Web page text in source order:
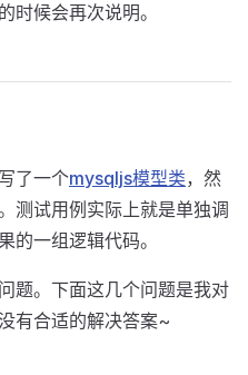
时候会再次说明。
了一个mysqljs模型类，然
测试用例实际上就是单独调
的一组逻辑代码。
题。下面这几个问题是我对
有合适的解决答案~